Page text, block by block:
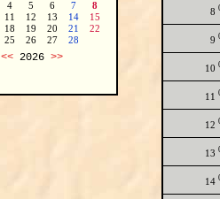
4 5 6 7
8
11 12 13 14
15
18 19 20 21
22
25 26 27 28
<<2026 >>
8
9
10
11
12
13
14